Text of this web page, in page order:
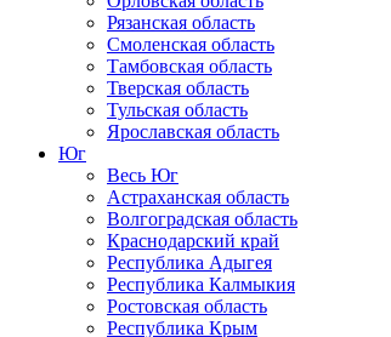
Рязанская область
Смоленская область
Тамбовская область
Тверская область
Тульская область
Ярославская область
Юг
Весь Юг
Астраханская область
Волгоградская область
Краснодарский край
Республика Адыгея
Республика Калмыкия
Ростовская область
Республика Крым